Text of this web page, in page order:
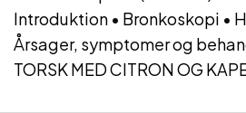
Introduktion • Bronkoskopi •
Årsager, symptomer og
TORSK MED CITRON OG